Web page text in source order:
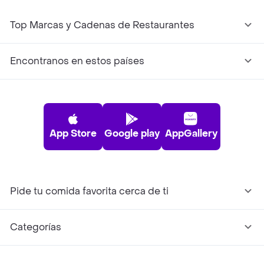
Top Marcas y Cadenas de Restaurantes
Encontranos en estos países
App Store Google play AppGallery
Pide tu comida favorita cerca de ti
Categorías